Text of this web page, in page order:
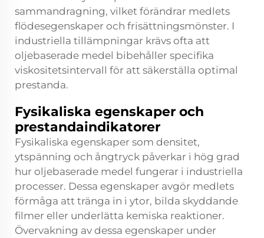
sammandragning, vilket förändrar medlets
flödesegenskaper och frisättningsmönster. I
industriella tillämpningar krävs ofta att
oljebaserade medel bibehåller specifika
viskositetsintervall för att säkerställa optimal
prestanda.
Fysikaliska egenskaper och
prestandaindikatorer
Fysikaliska egenskaper som densitet,
ytspänning och ångtryck påverkar i hög grad
hur oljebaserade medel fungerar i industriella
processer. Dessa egenskaper avgör medlets
förmåga att tränga in i ytor, bilda skyddande
filmer eller underlätta kemiska reaktioner.
Övervakning av dessa egenskaper under